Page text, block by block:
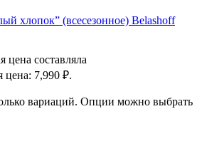
хлопок” (всесезонное) Belashoff
цена составляла
цена: 7,990 ₽.
вариаций. Опции можно выбрать